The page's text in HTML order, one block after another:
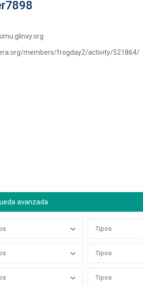
avanzada
Tipos
Tipos
Tipos
members/frogday2/activity/521864/